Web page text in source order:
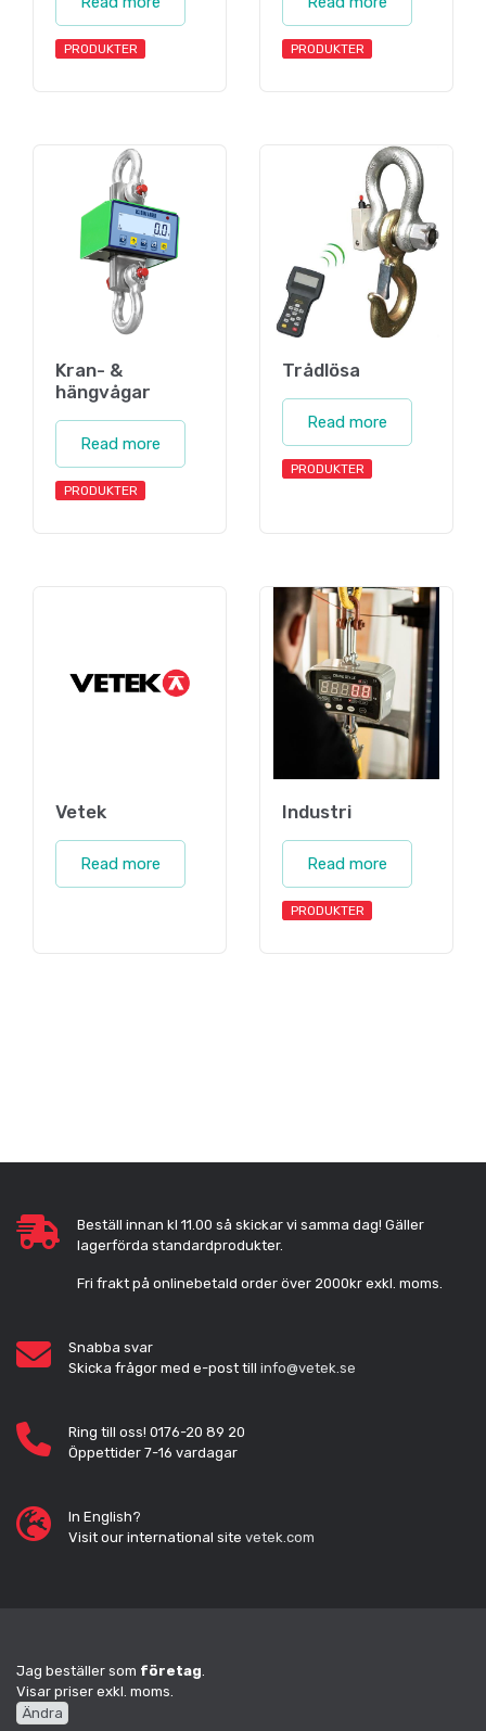
PRODUKTER PRODUKTER
Kran- &
hängvågar
Read more
PRODUKTER
Trådlösa
Read more
PRODUKTER
Vetek
Read more
Industri
Read more
PRODUKTER
Beställ innan kl 11.00 så skickar vi samma dag! Gäller
lagerförda standardprodukter.
Fri frakt på onlinebetald order över 2000kr exkl. moms.
Snabba svar
Skicka frågor med e-post till info@vetek.se
Ring till oss! 0176-20 89 20
Öppettider 7-16 vardagar
In English?
Visit our international site vetek.com
Jag beställer som företag
Visar priser exkl. moms.
Ändra